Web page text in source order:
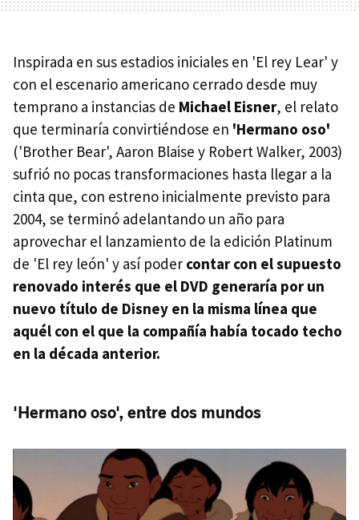
Inspirada en sus estadios iniciales en 'El rey Lear' y
con el escenario americano cerrado desde muy
temprano a instancias de Michael Eisner, el relato
que terminaría convirtiéndose en 'Hermano oso'
('Brother Bear', Aaron Blaise y Robert Walker, 2003)
sufrió no pocas transformaciones hasta llegar a la
cinta que, con estreno inicialmente previsto para
2004, se terminó adelantando un año para
aprovechar el lanzamiento de la edición Platinum
de 'El rey león' y así poder contar con el supuesto
renovado interés que el DVD generaría por un
nuevo título de Disney en la misma línea que
aquél con el que la compañía había tocado techo
en la década anterior.
'Hermano oso', entre dos mundos